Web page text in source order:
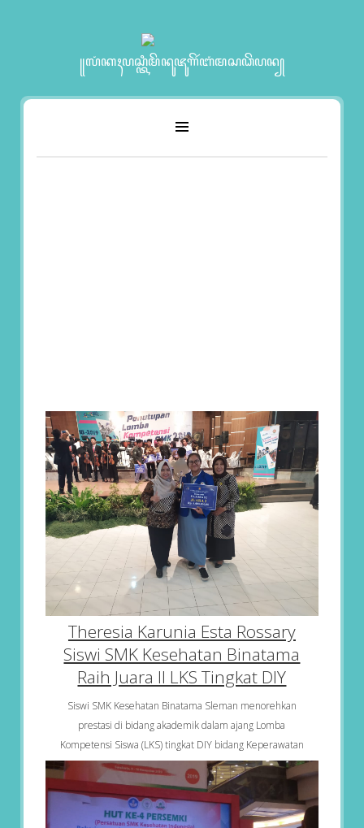
꧋ꦭꦁꦏꦃꦥꦱ꧀ꦠꦶꦩꦼꦤꦸꦗꦸꦒꦼꦂꦧꦁꦩꦱꦣꦼꦥꦤ꧀
Theresia Karunia Esta Rossary
Siswi SMK Kesehatan Binatama
Raih Juara II LKS Tingkat DIY
Siswi SMK Kesehatan Binatama Sleman menorehkan
prestasi di bidang akademik dalam ajang Lomba
Kompetensi Siswa (LKS) tingkat DIY bidang Keperawatan